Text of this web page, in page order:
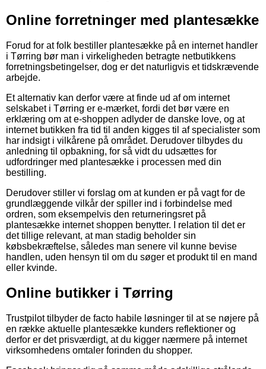
Online forretninger med plantesække
Forud for at folk bestiller plantesække på en internet handler
i Tørring bør man i virkeligheden betragte netbutikkens
forretningsbetingelser, dog er det naturligvis et tidskrævende
arbejde.
Et alternativ kan derfor være at finde ud af om internet
selskabet i Tørring er e-mærket, fordi det bør være en
erklæring om at e-shoppen adlyder de danske love, og at
internet butikken fra tid til anden kigges til af specialister som
har indsigt i vilkårene på området. Derudover tilbydes du
anledning til opbakning, for så vidt du udsættes for
udfordringer med plantesække i processen med din
bestilling.
Derudover stiller vi forslag om at kunden er på vagt for de
grundlæggende vilkår der spiller ind i forbindelse med
ordren, som eksempelvis den returneringsret på
plantesække internet shoppen benytter. I relation til det er
det tillige relevant, at man stadig beholder sin
købsbekræftelse, således man senere vil kunne bevise
handlen, uden hensyn til om du søger et produkt til en mand
eller kvinde.
Online butikker i Tørring
Trustpilot tilbyder de facto habile løsninger til at se nøjere på
en række aktuelle plantesække kunders reflektioner og
derfor er det prisværdigt, at du kigger nærmere på internet
virksomhedens omtaler forinden du shopper.